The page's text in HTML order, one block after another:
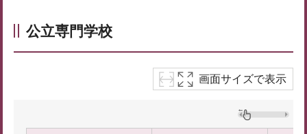
公立専門学校
画面サイズで表示